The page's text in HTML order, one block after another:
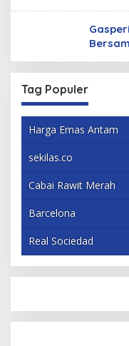
Tag Populer
Harga Emas Antam
sekilas.co
Cabai Rawit Merah
Barcelona
Real Sociedad